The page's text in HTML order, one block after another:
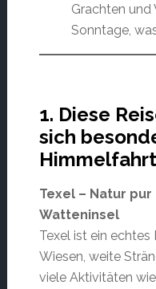
Grachten und
Sonntage,
1. Diese
sich
Himmelfahrt
Texel – Natur
Watteninsel
Texel ist ein echtes
Wiesen, weite
viele Aktivitäten